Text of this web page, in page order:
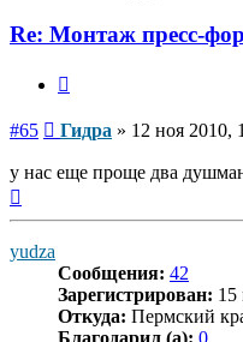
Re: Монтаж пресс-
#65 Сообщение
Гидра » 12 ноя 2010,
у нас еще проще два
yudza
Сообщения: 42
Зарегистрирован: 15
Откуда: Пермский
Благодарил (а): 0